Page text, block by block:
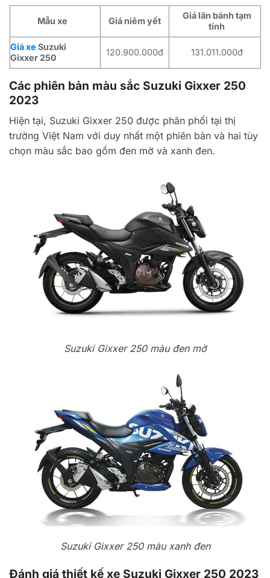
Mẫu xe Giá niêm yết
Giá lăn bánh tạm
tính
Giá xe Suzuki
Gixxer 250
120.900.000đ 131.011.000đ
Các phiên bản màu sắc Suzuki Gixxer 250
2023
Hiện tại, Suzuki Gixxer 250 được phân phối tại thị
trường Việt Nam với duy nhất một phiên bản và hai tùy
chọn màu sắc bao gồm đen mờ và xanh đen.
Suzuki Gixxer 250 màu đen mờ
Suzuki Gixxer 250 màu xanh đen
Đánh giá thiết kế xe Suzuki Gixxer 250 2023